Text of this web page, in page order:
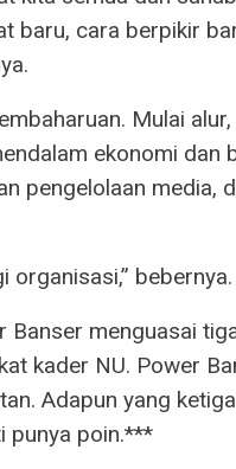
baru, cara berpikir
Mulai
ekonomi dan
pengelolaan media,
organisasi,” bebernya.
Banser menguasai
kader NU. Power
Adapun yang
punya poin.***